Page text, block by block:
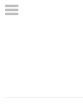
본